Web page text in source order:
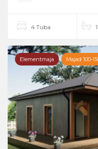
4 Tuba
Elementmaja Majad 100-